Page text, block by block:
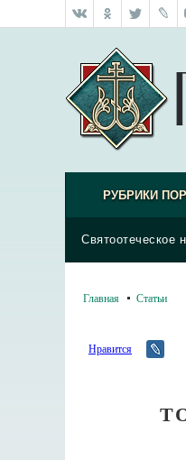
РУБРИКИ
Святоотеческое
Главная Статьи
Нравится